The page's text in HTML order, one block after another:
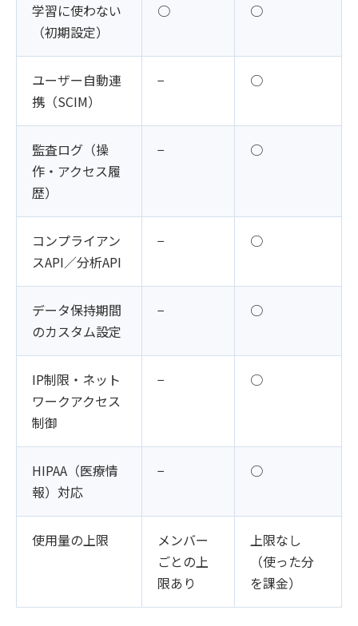
学習に使わない
（初期設定）
○ ○
ユーザー自動連
携（SCIM）
− ○
監査ログ（操
作・アクセス履
歴）
− ○
コンプライアン
スAPI／分析API
− ○
データ保持期間
のカスタム設定
− ○
IP制限・ネット
ワークアクセス
制御
− ○
HIPAA（医療情
報）対応
− ○
使用量の上限
メンバー
ごとの上
限あり
上限なし
（使った分
を課金）